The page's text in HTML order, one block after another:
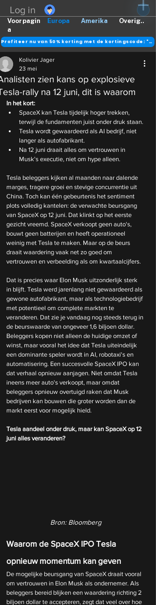
Log in
Europa Amerika Overig..
Voorpagin
a
Profiteer nu van 50% korting met de kortingscode: "DANK"
zien kans op explosieve
rally na 12 juni, dit is waarom
Kolivier Jager
23 mei
In het kort:
SpaceX kan Tesla tijdelijk hoger trekken,
terwijl de fundamenten juist onder druk staan.
Tesla wordt gewaardeerd als AI bedrijf, niet
langer als autofabrikant.
Na 12 juni draait alles om vertrouwen in
Musk's executie, niet om hype alleen.
Tesla beleggers kijken al maanden naar dalende
marges, tragere groei en stevige concurrentie uit
China. Toch kan één gebeurtenis het sentiment
plots volledig kantelen: de verwachte beursgang
van SpaceX op 12 juni. Dat klinkt op het eerste
gezicht vreemd. SpaceX verkoopt geen auto's,
bouwt geen batterijen en heeft operationeel
weinig met Tesla te maken. Maar op de beurs
draait waardering vaak net zo goed om
vertrouwen en verbeelding als om kwartaalcijfers.
Dat is precies waar Elon Musk uitzonderlijk sterk
in blijft. Tesla werd jarenlang niet gewaardeerd als
gewone autofabrikant, maar als technologiebedrijf
met potentieel om complete markten te
veranderen. Dat zie je vandaag nog steeds terug in
de beurswaarde van ongeveer 1,6 biljoen dollar.
Beleggers kopen niet alleen de huidige omzet of
winst, maar vooral het idee dat Tesla uiteindelijk
een dominante speler wordt in AI, robotaxi's en
automatisering. Een succesvolle SpaceX IPO kan
dat verhaal opnieuw aanjagen. Niet omdat Tesla
ineens meer auto's verkoopt, maar omdat
beleggers opnieuw overtuigd raken dat Musk
bedrijven kan bouwen die groter worden dan de
markt eerst voor mogelijk hield.
Tesla aandeel onder druk, maar kan SpaceX op 12
juni alles veranderen?
Bron: Bloomberg
Waarom de SpaceX IPO Tesla
opnieuw momentum kan geven
De mogelijke beursgang van SpaceX draait vooral
om vertrouwen in Elon Musk als ondernemer. Als
beleggers bereid blijken een waardering richting 2
biljoen dollar te accepteren, zegt dat veel over hoe